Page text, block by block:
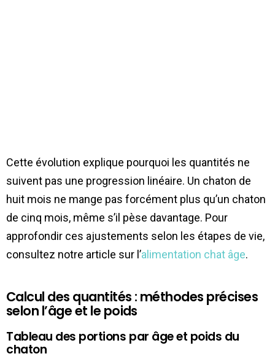
Cette évolution explique pourquoi les quantités ne
suivent pas une progression linéaire. Un chaton de
huit mois ne mange pas forcément plus qu’un chaton
de cinq mois, même s’il pèse davantage. Pour
approfondir ces ajustements selon les étapes de vie,
consultez notre article sur l’alimentation chat âge.
Calcul des quantités : méthodes précises
selon l’âge et le poids
Tableau des portions par âge et poids du
chaton